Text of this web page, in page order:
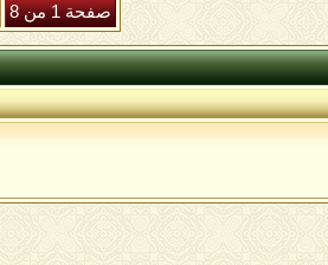
صفحة 1 من 8